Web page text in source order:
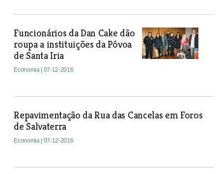
Funcionários da Dan Cake dão
roupa a instituições da Póvoa
de Santa Iria
Economia | 07-12-2016
Repavimentação da Rua das Cancelas em Foros
de Salvaterra
Economia | 07-12-2016